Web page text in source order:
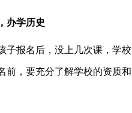
办学历史
报名后，没上几次课，学
前，要充分了解学校的资质